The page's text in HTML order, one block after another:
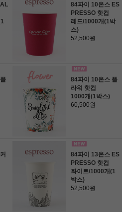
84파이 10온스 ES
PRESSO 핫컵
레드/1000개(1박
스)
52,500원
84파이 10온스 플
라워 핫컵
1000개(1박스)
60,500원
84파이 13온스 ES
PRESSO 핫컵
화이트/1000개(1
박스)
52,500원